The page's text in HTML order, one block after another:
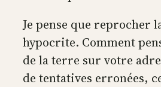
Je pense que reprocher
hypocrite. Comment
de la terre sur votre
de tentatives erronées,